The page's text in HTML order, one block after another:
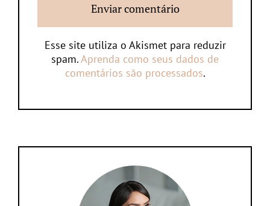
Esse site utiliza o Akismet para reduzir
spam.Aprenda como seus dados de
comentários são processados.